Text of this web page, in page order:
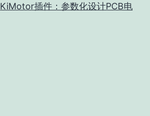
KiMotor插件：参数化设计PCB电